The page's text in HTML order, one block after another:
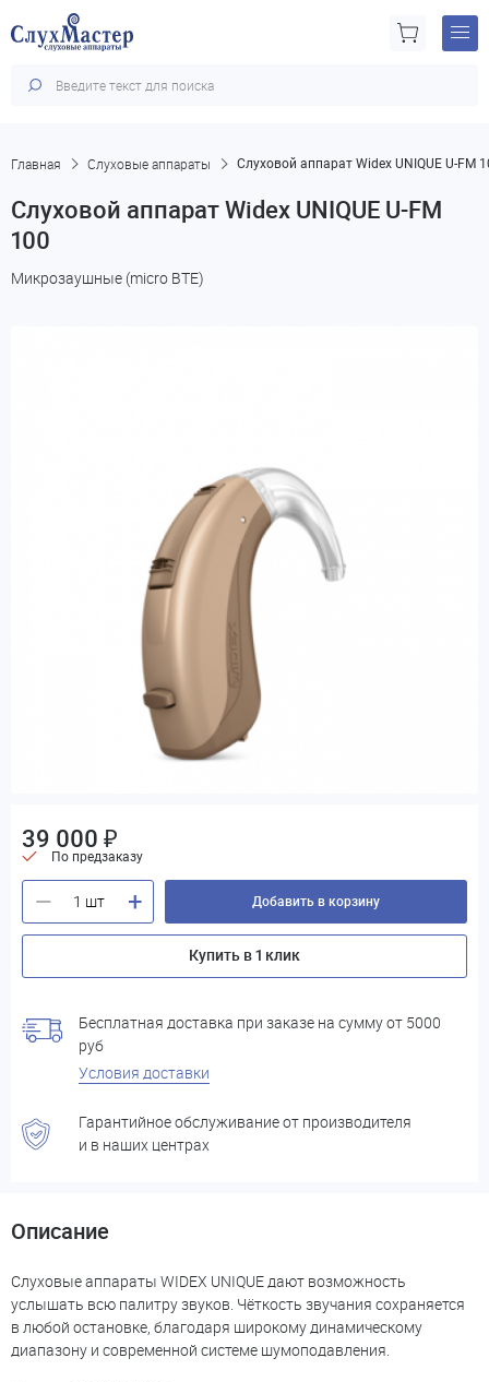
Главная Слуховые аппараты Слуховой аппарат Widex UNIQUE U-FM
Слуховой аппарат Widex UNIQUE U-FM
100
Микрозаушные (micro BTE)
39 000 ₽
По предзаказу
— + Добавить в корзину
Купить в 1 клик
Бесплатная доставка при заказе на сумму от 5000
руб
Условия доставки
Гарантийное обслуживание от производителя
и в наших центрах
Описание
Слуховые аппараты WIDEX UNIQUE дают возможность
услышать всю палитру звуков. Чёткость звучания сохраняется
в любой остановке, благодаря широкому динамическому
диапазону и современной системе шумоподавления.